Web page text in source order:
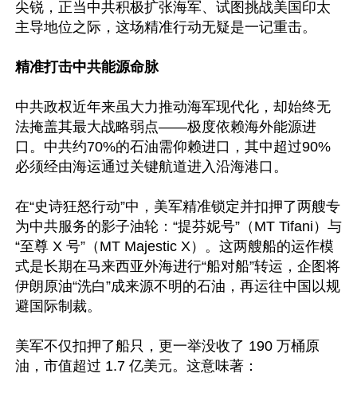
尖锐，正当中共积极扩张海军、试图挑战美国印太
主导地位之际，这场精准行动无疑是一记重击。
精准打击中共能源命脉
中共政权近年来虽大力推动海军现代化，却始终无
法掩盖其最大战略弱点——极度依赖海外能源进
口。中共约70%的石油需仰赖进口，其中超过90%
必须经由海运通过关键航道进入沿海港口。
在“史诗狂怒行动”中，美军精准锁定并扣押了两艘专
为中共服务的影子油轮：“提芬妮号”（MT Tifani）与
“至尊 X 号”（MT Majestic X）。这两艘船的运作模
式是长期在马来西亚外海进行“船对船”转运，企图将
伊朗原油“洗白”成来源不明的石油，再运往中国以规
避国际制裁。
美军不仅扣押了船只，更一举没收了 190 万桶原
油，市值超过 1.7 亿美元。这意味著：